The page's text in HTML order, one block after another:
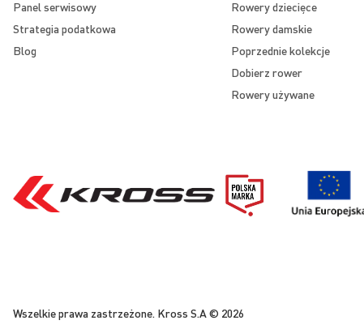
Panel serwisowy
Strategia podatkowa
Blog
Rowery dziecięce
Rowery damskie
Poprzednie kolekcje
Dobierz rower
Rowery używane
Wszelkie prawa zastrzeżone. Kross S.A © 2026